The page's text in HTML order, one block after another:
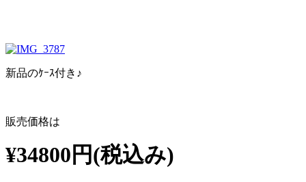
新品のｹｰｽ付き♪
販売価格は
¥34800円(税込み)